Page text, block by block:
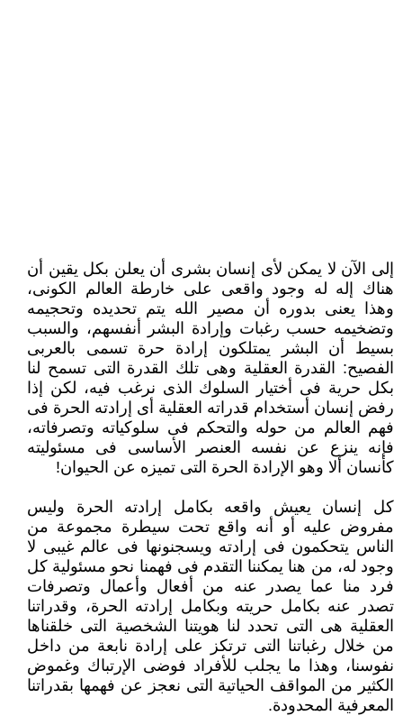
إلى الآن لا يمكن لأى إنسان بشرى أن يعلن بكل يقين أن
هناك إله له وجود واقعى على خارطة العالم الكونى،
وهذا يعنى بدوره أن مصير ‏الله يتم تحديده وتحجيمه
وتضخيمه حسب رغبات وإرادة البشر أنفسهم، والسبب
بسيط أن البشر يمتلكون إرادة حرة تسمى بالعربى
‏الفصيح: القدرة العقلية وهى تلك القدرة التى تسمح لنا
بكل حرية فى أختيار السلوك الذى نرغب فيه، لكن إذا
رفض إنسان أستخدام قدراته ‏العقلية أى إرادته الحرة فى
فهم العالم من حوله والتحكم فى سلوكياته وتصرفاته،
فإنه ينزع عن نفسه العنصر الأساسى فى مسئوليته
‏كأنسان ألا وهو الإرادة الحرة التى تميزه عن الحيوان!‏
كل إنسان يعيش واقعه بكامل إرادته الحرة وليس
مفروض عليه أو أنه واقع تحت سيطرة مجموعة من
الناس يتحكمون فى إرادته ‏ويسجنونها فى عالم غيبى لا
وجود له، من هنا يمكننا التقدم فى فهمنا نحو مسئولية كل
فرد منا عما يصدر عنه من أفعال وأعمال ‏وتصرفات
تصدر عنه بكامل حريته وبكامل إرادته الحرة، وقدراتنا
العقلية هى التى تحدد لنا هويتنا الشخصية التى خلقناها
من خلال ‏رغباتنا التى ترتكز على إرادة نابعة من داخل
نفوسنا، وهذا ما يجلب للأفراد فوضى الإرتباك وغموض
الكثير من المواقف الحياتية التى ‏نعجز عن فهمها بقدراتنا
المعرفية المحدودة.‏